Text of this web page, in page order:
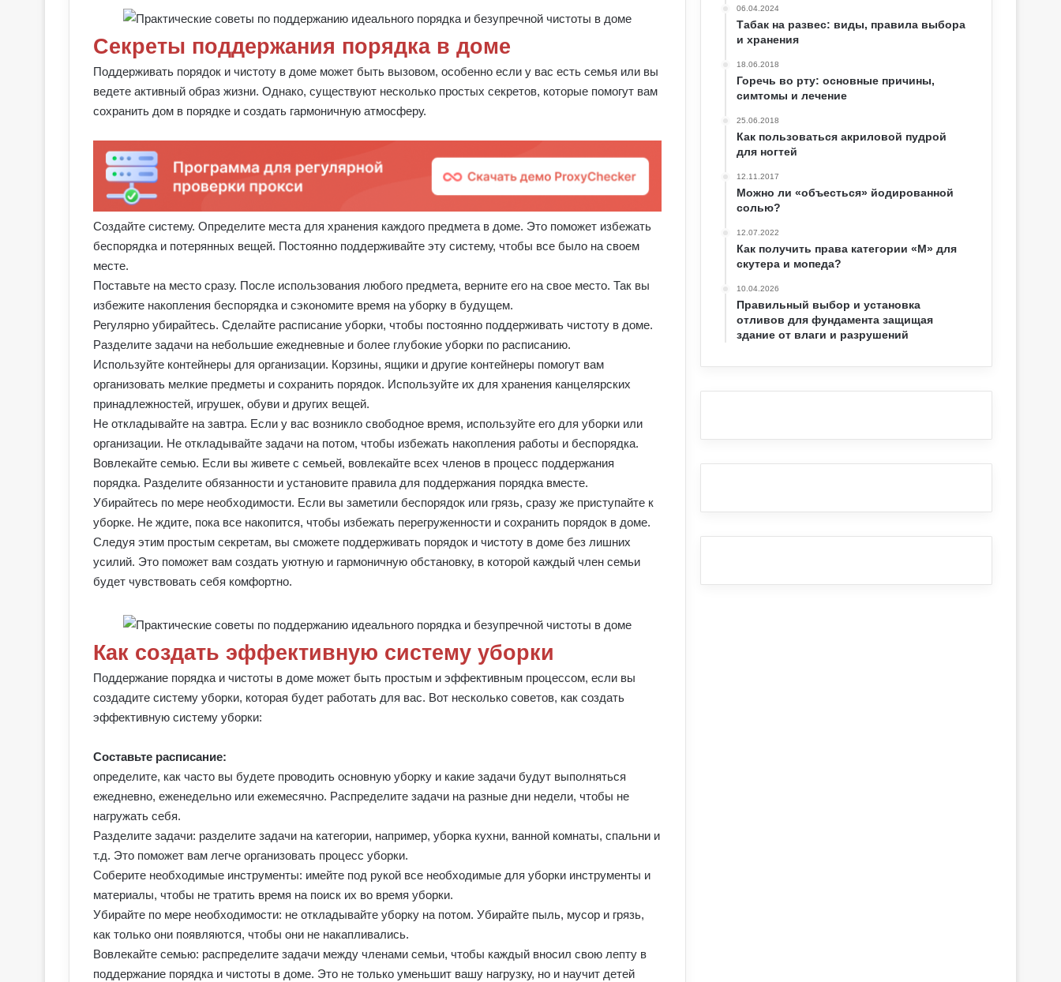
Секреты поддержания порядка в доме
Поддерживать порядок и чистоту в доме может быть вызовом, особенно если у вас есть семья или вы
ведете активный образ жизни. Однако, существуют несколько простых секретов, которые помогут вам
сохранить дом в порядке и создать гармоничную атмосферу.
Создайте систему. Определите места для хранения каждого предмета в доме. Это поможет избежать
беспорядка и потерянных вещей. Постоянно поддерживайте эту систему, чтобы все было на своем
месте.
Поставьте на место сразу. После использования любого предмета, верните его на свое место. Так вы
избежите накопления беспорядка и сэкономите время на уборку в будущем.
Регулярно убирайтесь. Сделайте расписание уборки, чтобы постоянно поддерживать чистоту в доме.
Разделите задачи на небольшие ежедневные и более глубокие уборки по расписанию.
Используйте контейнеры для организации. Корзины, ящики и другие контейнеры помогут вам
организовать мелкие предметы и сохранить порядок. Используйте их для хранения канцелярских
принадлежностей, игрушек, обуви и других вещей.
Не откладывайте на завтра. Если у вас возникло свободное время, используйте его для уборки или
организации. Не откладывайте задачи на потом, чтобы избежать накопления работы и беспорядка.
Вовлекайте семью. Если вы живете с семьей, вовлекайте всех членов в процесс поддержания
порядка. Разделите обязанности и установите правила для поддержания порядка вместе.
Убирайтесь по мере необходимости. Если вы заметили беспорядок или грязь, сразу же приступайте к
уборке. Не ждите, пока все накопится, чтобы избежать перегруженности и сохранить порядок в доме.
Следуя этим простым секретам, вы сможете поддерживать порядок и чистоту в доме без лишних
усилий. Это поможет вам создать уютную и гармоничную обстановку, в которой каждый член семьи
будет чувствовать себя комфортно.
Как создать эффективную систему уборки
Поддержание порядка и чистоты в доме может быть простым и эффективным процессом, если вы
создадите систему уборки, которая будет работать для вас. Вот несколько советов, как создать
эффективную систему уборки:
Составьте расписание:
определите, как часто вы будете проводить основную уборку и какие задачи будут выполняться
ежедневно, еженедельно или ежемесячно. Распределите задачи на разные дни недели, чтобы не
нагружать себя.
Разделите задачи: разделите задачи на категории, например, уборка кухни, ванной комнаты, спальни и
т.д. Это поможет вам легче организовать процесс уборки.
Соберите необходимые инструменты: имейте под рукой все необходимые для уборки инструменты и
материалы, чтобы не тратить время на поиск их во время уборки.
Убирайте по мере необходимости: не откладывайте уборку на потом. Убирайте пыль, мусор и грязь,
как только они появляются, чтобы они не накапливались.
Вовлекайте семью: распределите задачи между членами семьи, чтобы каждый вносил свою лепту в
поддержание порядка и чистоты в доме. Это не только уменьшит вашу нагрузку, но и научит детей
06.04.2024
Табак на развес: виды, правила выбора
и хранения
18.06.2018
Горечь во рту: основные причины,
симтомы и лечение
25.06.2018
Как пользоваться акриловой пудрой
для ногтей
12.11.2017
Можно ли «объесться» йодированной
солью?
12.07.2022
Как получить права категории «М» для
скутера и мопеда?
10.04.2026
Правильный выбор и установка
отливов для фундамента защищая
здание от влаги и разрушений